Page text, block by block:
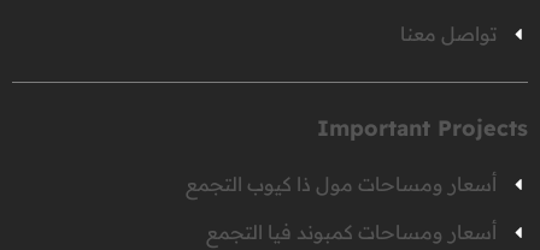
تواصل معنا
Important Projects
أسعار ومساحات مول ذا كيوب التجمع
أسعار ومساحات كمبوند فيا التجمع